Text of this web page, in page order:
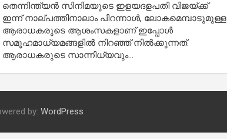
തെന്നിന്ത്യന്‍ സിനിമയുടെ ഇളയദളപതി വിജയ്ക്ക്
ഇന്ന് നാല്പത്തിനാലാം പിറന്നാള്‍, ലോകമെമ്പാടുമുള്ള
ആരാധകരുടെ ആശംസകളാണ് ഇപ്പോള്‍
സമൂഹമാധ്യമങ്ങളില്‍ നിറഞ്ഞ് നില്‍ക്കുന്നത്.
ആരാധകരുടെ സാന്നിധ്യവും…
by: WordPress